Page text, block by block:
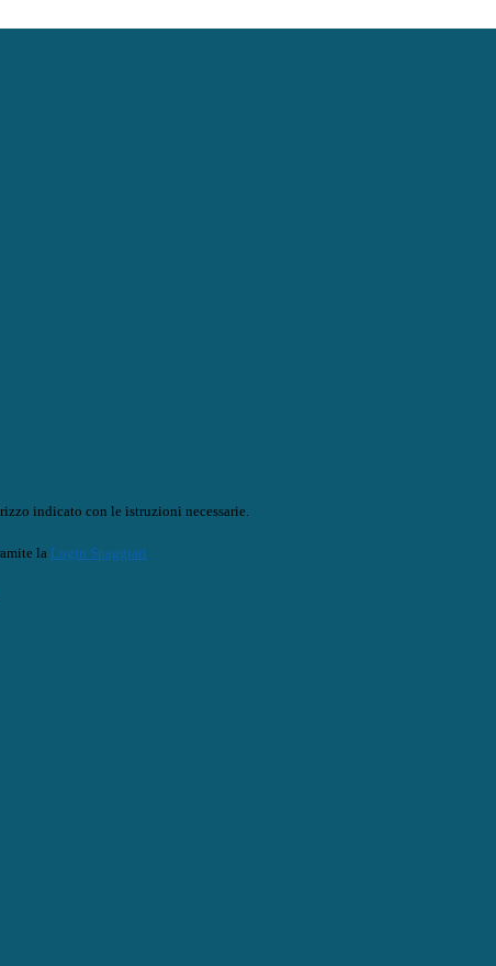
indicato con le istruzioni necessarie.
la Login Spaggiari